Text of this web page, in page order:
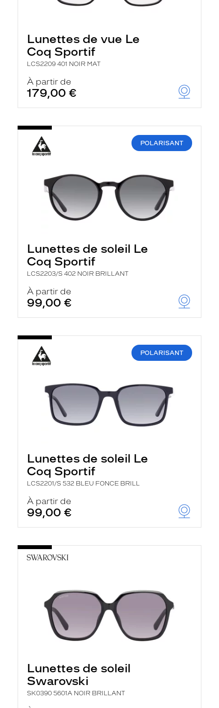
Lunettes de vue Le
Coq Sportif
LCS2209 401 NOIR MAT
À partir de
179,00 €
POLARISANT
Lunettes de soleil Le
Coq Sportif
LCS2203/S 402 NOIR BRILLANT
À partir de
99,00 €
POLARISANT
Lunettes de soleil Le
Coq Sportif
LCS2201/S 532 BLEU FONCE BRILL
À partir de
99,00 €
Lunettes de soleil
Swarovski
SK0390 5601A NOIR BRILLANT